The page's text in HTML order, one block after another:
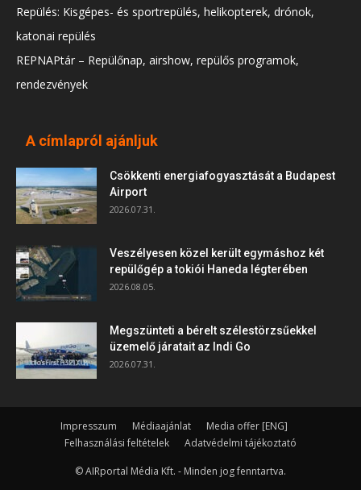
Repülés: Kisgépes- és sportrepülés, helikopterek, drónok,
katonai repülés
REPNAPtár – Repülőnap, airshow, repülős programok,
rendezvények
A címlapról ajánljuk
Csökkenti energiafogyasztását a Budapest
Airport
2026.07.31.
Veszélyesen közel került egymáshoz két
repülőgép a tokiói Haneda légterében
2026.08.05.
Megszünteti a bérelt szélestörzsűekkel
üzemelő járatait az Indi Go
2026.07.31.
Impresszum Médiaajánlat
Media offer [ENG]
Felhasználási feltételek
Adatvédelmi tájékoztató
© AIRportal Média Kft. - Minden jog fenntartva.